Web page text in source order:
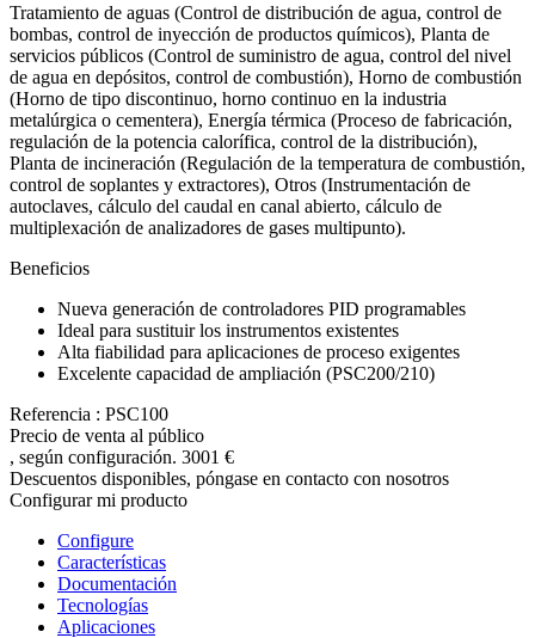
Tratamiento de aguas (Control de distribución de agua, control de
bombas, control de inyección de productos químicos), Planta de
servicios públicos (Control de suministro de agua, control del nivel
de agua en depósitos, control de combustión), Horno de combustión
(Horno de tipo discontinuo, horno continuo en la industria
metalúrgica o cementera), Energía térmica (Proceso de fabricación,
regulación de la potencia calorífica, control de la distribución),
Planta de incineración (Regulación de la temperatura de combustión,
control de soplantes y extractores), Otros (Instrumentación de
autoclaves, cálculo del caudal en canal abierto, cálculo de
multiplexación de analizadores de gases multipunto).
Beneficios
Nueva generación de controladores PID programables
Ideal para sustituir los instrumentos existentes
Alta fiabilidad para aplicaciones de proceso exigentes
Excelente capacidad de ampliación (PSC200/210)
Referencia : PSC100
Precio de venta al público
, según configuración. 3001 €
Descuentos disponibles, póngase en contacto con nosotros
Configurar mi producto
Configure
Características
Documentación
Tecnologías
Aplicaciones